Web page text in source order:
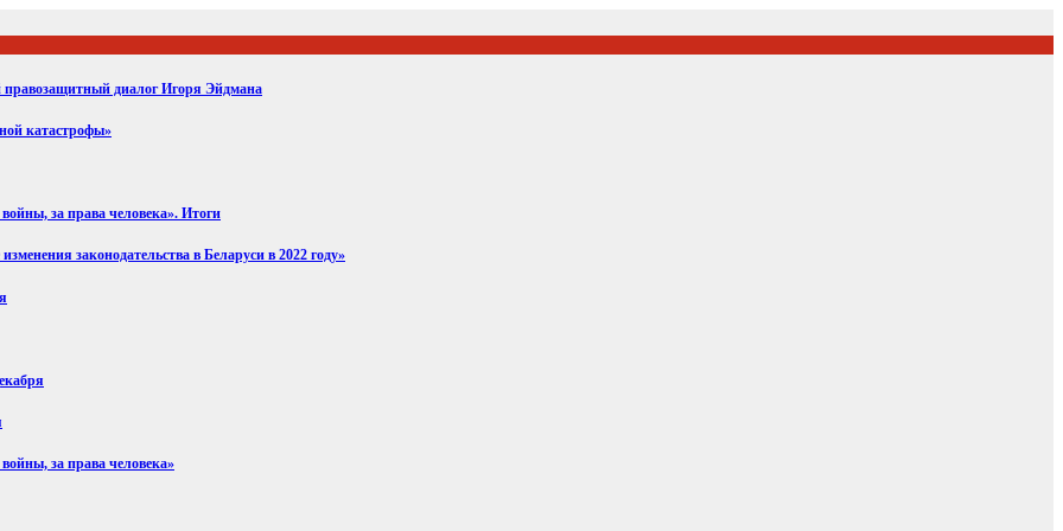
правозащитный диалог Игоря Эйдмана
катастрофы»
за права человека». Итоги
законодательства в Беларуси в 2022 году»
за права человека»